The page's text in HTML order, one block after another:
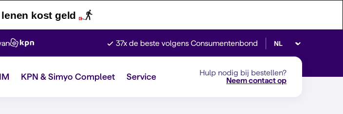
kost geld
37x de beste volgens Consumentenbond Selecteer taal
KPN & Simyo Compleet Service
Hulp nodig bij bestellen?
Neem contact op